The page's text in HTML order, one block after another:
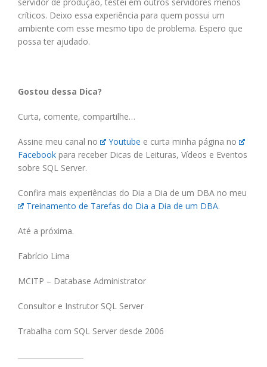
servidor de produção, testei em outros servidores menos
críticos. Deixo essa experiência para quem possui um
ambiente com esse mesmo tipo de problema. Espero que
possa ter ajudado.
Gostou dessa Dica?
Curta, comente, compartilhe…
Assine meu canal no Youtube e curta minha página no
Facebook para receber Dicas de Leituras, Vídeos e Eventos
sobre SQL Server.
Confira mais experiências do Dia a Dia de um DBA no meu
Treinamento de Tarefas do Dia a Dia de um DBA.
Até a próxima.
Fabrício Lima
MCITP – Database Administrator
Consultor e Instrutor SQL Server
Trabalha com SQL Server desde 2006